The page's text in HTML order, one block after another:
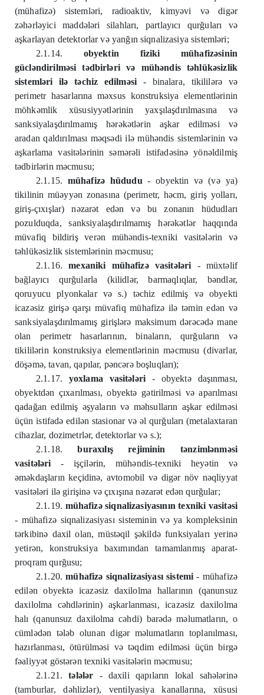
(mühafizə) sistemləri, radioaktiv, kimyəvi və digər
zəhərləyici maddələri silahları, partlayıcı qurğuları və
aşkarlayan detektorlar və yanğın siqnalizasiya sistemləri;
2.1.14. obyektin fiziki mühafizəsinin
gücləndirilməsi tədbirləri və mühəndis təhlükəsizlik
sistemləri ilə təchiz edilməsi - binalara, tikililərə və
perimetr hasarlarına məxsus konstruksiya elementlərinin
möhkəmlik xüsusiyyətlərinin yaxşılaşdırılmasına və
sanksiyalaşdırılmamış hərəkətlərin aşkar edilməsi və
aradan qaldırılması məqsədi ilə mühəndis sistemlərinin və
aşkarlama vasitələrinin səmərəli istifadəsinə yönəldilmiş
tədbirlərin məcmusu;
2.1.15. mühafizə hüdudu - obyektin və (və ya)
tikilinin müəyyən zonasına (perimetr, həcm, giriş yolları,
giriş-çıxışlar) nəzarət edən və bu zonanın hüdudları
pozulduqda, sanksiyalaşdırılmamış hərəkətlər haqqında
müvafiq bildiriş verən mühəndis-texniki vasitələrin və
təhlükəsizlik sistemlərinin məcmusu;
2.1.16.mexaniki mühafizə vasitələri - müxtəlif
bağlayıcı qurğularla (kilidlər, barmaqlıqlar, bəndlər,
qoruyucu plyonkalar və s.) təchiz edilmiş və obyekti
icazəsiz girişə qarşı müvafiq mühafizə ilə təmin edən və
sanksiyalaşdırılmamış girişlərə maksimum dərəcədə mane
olan perimetr hasarlarının, binaların, qurğuların və
tikililərin konstruksiya elementlərinin məcmusu (divarlar,
döşəmə, tavan, qapılar, pəncərə boşluqları);
2.1.17. yoxlama vasitələri - obyektə daşınması,
obyektdən çıxarılması, obyektə gətirilməsi və aparılması
qadağan edilmiş əşyaların və məhsulların aşkar edilməsi
üçün istifadə edilən stasionar və əl qurğuları (metalaxtaran
cihazlar, dozimetrlər, detektorlar və s.);
2.1.18.buraxılış rejiminin tənzimlənməsi
vasitələri - işçilərin, mühəndis-texniki heyətin və
əməkdaşların keçidinə, avtomobil və digər növ nəqliyyat
vasitələri ilə girişinə və çıxışına nəzarət edən qurğular;
2.1.19. mühafizə siqnalizasiyasının texniki vasitəsi
- mühafizə siqnalizasiyası sisteminin və ya kompleksinin
tərkibinə daxil olan, müstəqil şəkildə funksiyaları yerinə
yetirən, konstruksiya baxımından tamamlanmış aparat-
proqram qurğusu;
2.1.20.mühafizə siqnalizasiyası sistemi - mühafizə
edilən obyektə icazəsiz daxilolma hallarının (qanunsuz
daxilolma cəhdlərinin) aşkarlanması, icazəsiz daxilolma
halı (qanunsuz daxilolma cəhdi) barədə məlumatların, o
cümlədən tələb olunan digər məlumatların toplanılması,
hazırlanması, ötürülməsi və təqdim edilməsi üçün birgə
fəaliyyət göstərən texniki vasitələrin məcmusu;
2.1.21.tələlər - daxili qapıların lokal sahələrinə
(tamburlar, dəhlizlər), ventilyasiya kanallarına, xüsusi